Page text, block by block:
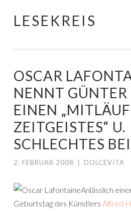
Springe
LESEKREIS
OSCAR
NENNT GÜNTER
EINEN
ZEITGEISTES“ U.
SCHLECHTES
2. FEBRUAR 2008 DOLCEVITA
Anlässlich
Geburtstag des Künstlers Alfred